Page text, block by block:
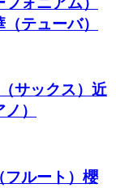
テューバ）
サックス）近
）
フルート）櫻